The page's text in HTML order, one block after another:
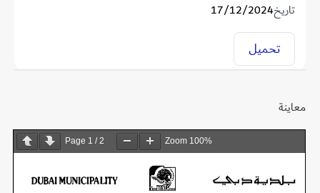
تاريخ17/12/2024
تحميل
معاينة
Page 1 /2 Zoom 100%